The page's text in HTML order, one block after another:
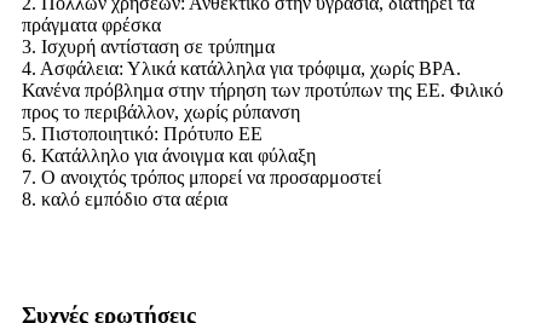
πράγματα φρέσκα
3. Ισχυρή αντίσταση σε τρύπημα
4. Ασφάλεια: Υλικά κατάλληλα για τρόφιμα, χωρίς BPA.
Κανένα πρόβλημα στην τήρηση των προτύπων της ΕΕ. Φιλικό
προς το περιβάλλον, χωρίς ρύπανση
5. Πιστοποιητικό: Πρότυπο ΕΕ
6. Κατάλληλο για άνοιγμα και φύλαξη
7. Ο ανοιχτός τρόπος μπορεί να προσαρμοστεί
8. καλό εμπόδιο στα αέρια
Συχνές ερωτήσεις